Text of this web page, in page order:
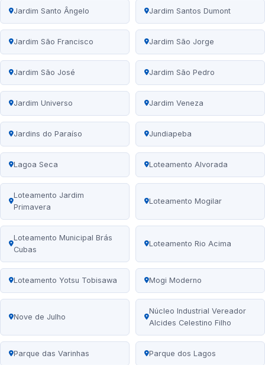
Jardim Santo Ângelo Jardim Santos Dumont
Jardim São Francisco Jardim São Jorge
Jardim São José Jardim São Pedro
Jardim Universo Jardim Veneza
Jardins do Paraíso Jundiapeba
Lagoa Seca Loteamento Alvorada
Loteamento Jardim
Primavera
Loteamento Mogilar
Loteamento Municipal Brás
Cubas
Loteamento Rio Acima
Loteamento Yotsu Tobisawa Mogi Moderno
Nove de Julho
Núcleo Industrial Vereador
Alcides Celestino Filho
Parque das Varinhas Parque dos Lagos